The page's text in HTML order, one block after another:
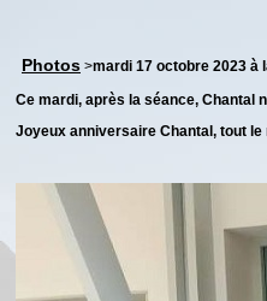
Photos >mardi 17 octobre 2023 à
Ce mardi, après la séance, Chantal
Joyeux anniversaire Chantal, tout